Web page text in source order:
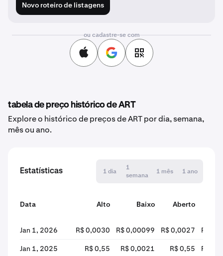
Novo roteiro de listagens
ou cadastre-se com
tabela de preço histórico de ART
Explore o histórico de preços de ART por dia, semana,
mês ou ano.
Estatísticas 1 dia
1
semana
1 mês 1 ano
Data Alto Baixo Aberto
Jan 1, 2026 R$ 0,0030 R$ 0,00099 R$ 0,0027 R$
Jan 1, 2025 R$ 0,55 R$ 0,0021 R$ 0,55 R$